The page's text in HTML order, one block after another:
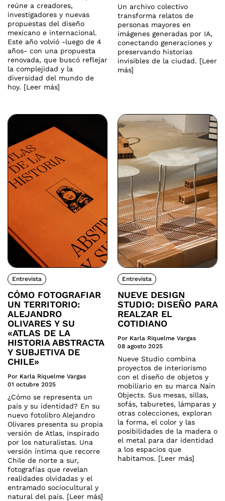
reúne a creadores,
investigadores y nuevas
propuestas del diseño
mexicano e internacional.
Este año volvió -luego de 4
años- con una propuesta
renovada, que buscó reflejar
la complejidad y la
diversidad del mundo de
hoy. [Leer más]
Un archivo colectivo
transforma relatos de
personas mayores en
imágenes generadas por IA,
conectando generaciones y
preservando historias
invisibles de la ciudad. [Leer
más]
Entrevista
CÓMO FOTOGRAFIAR
UN TERRITORIO:
ALEJANDRO
OLIVARES Y SU
«ATLAS DE LA
HISTORIA ABSTRACTA
Y SUBJETIVA DE
CHILE»
Por Karla Riquelme Vargas
01 octubre 2025
¿Cómo se representa un
país y su identidad? En su
nuevo fotolibro Alejandro
Olivares presenta su propia
versión de Atlas, inspirado
por los naturalistas. Una
versión íntima que recorre
Chile de norte a sur,
fotografías que revelan
realidades olvidadas y el
entramado sociocultural y
natural del país. [Leer más]
Entrevista
NUEVE DESIGN
STUDIO: DISEÑO PARA
REALZAR EL
COTIDIANO
Por Karla Riquelme Vargas
08 agosto 2025
Nueve Studio combina
proyectos de interiorismo
con el diseño de objetos y
mobiliario en su marca Nain
Objects. Sus mesas, sillas,
sofás, taburetes, lámparas y
otras colecciones, exploran
la forma, el color y las
posibilidades de la madera o
el metal para dar identidad
a los espacios que
habitamos. [Leer más]